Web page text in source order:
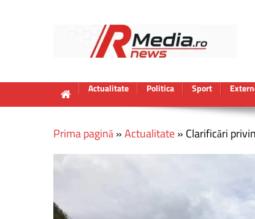
Actualitate Politica Sport
Prima pagină»Actualitate» Clarificări